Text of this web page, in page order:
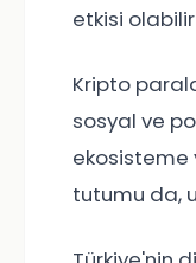
etkisi
Kripto
sosyal ve
ekosisteme
tutumu da,